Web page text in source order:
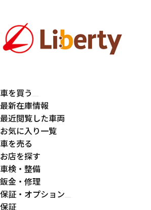
車を買う
最新在庫情報
最近閲覧した車両
お気に入り一覧
車を売る
お店を探す
車検・整備
鈑金・修理
保証・オプション
保証